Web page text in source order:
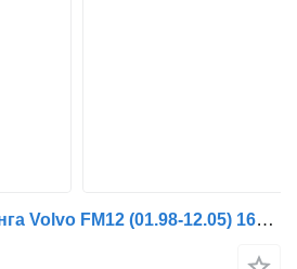
Стабилизираща щанга Volvo FM12 (01.98-12.05) 1623956 за влекач Volvo FM7-FM12, FM, FMX (1998-2014)